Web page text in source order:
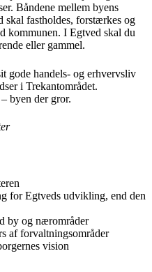
Båndene mellem byens
skal fastholdes, forstærkes og
kommunen. I Egtved skal du
eller gammel.
gode handels- og erhvervsliv
i Trekantområdet.
byen der gror.
for Egtveds udvikling, end den
by og nærområder
af forvaltningsområder
vision